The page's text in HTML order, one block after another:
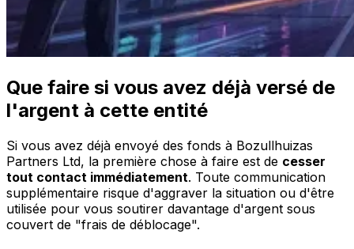
Que faire si vous avez déjà versé de
l'argent à cette entité
Si vous avez déjà envoyé des fonds à Bozullhuizas
Partners Ltd, la première chose à faire est de cesser
tout contact immédiatement. Toute communication
supplémentaire risque d'aggraver la situation ou d'être
utilisée pour vous soutirer davantage d'argent sous
couvert de "frais de déblocage".